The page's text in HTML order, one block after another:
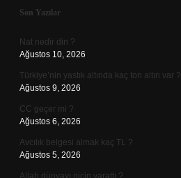
Sidebar
Son Yazılar
Nat nedir din ?
Ağustos 10, 2026
Türkiye’nin yastık altında kaç ton altın var ?
Ağustos 9, 2026
CC geçer mi ?
Ağustos 6, 2026
Avcılık belgesi almak kaç TL ?
Ağustos 5, 2026
Allah dünyayı niçin yarattı ?